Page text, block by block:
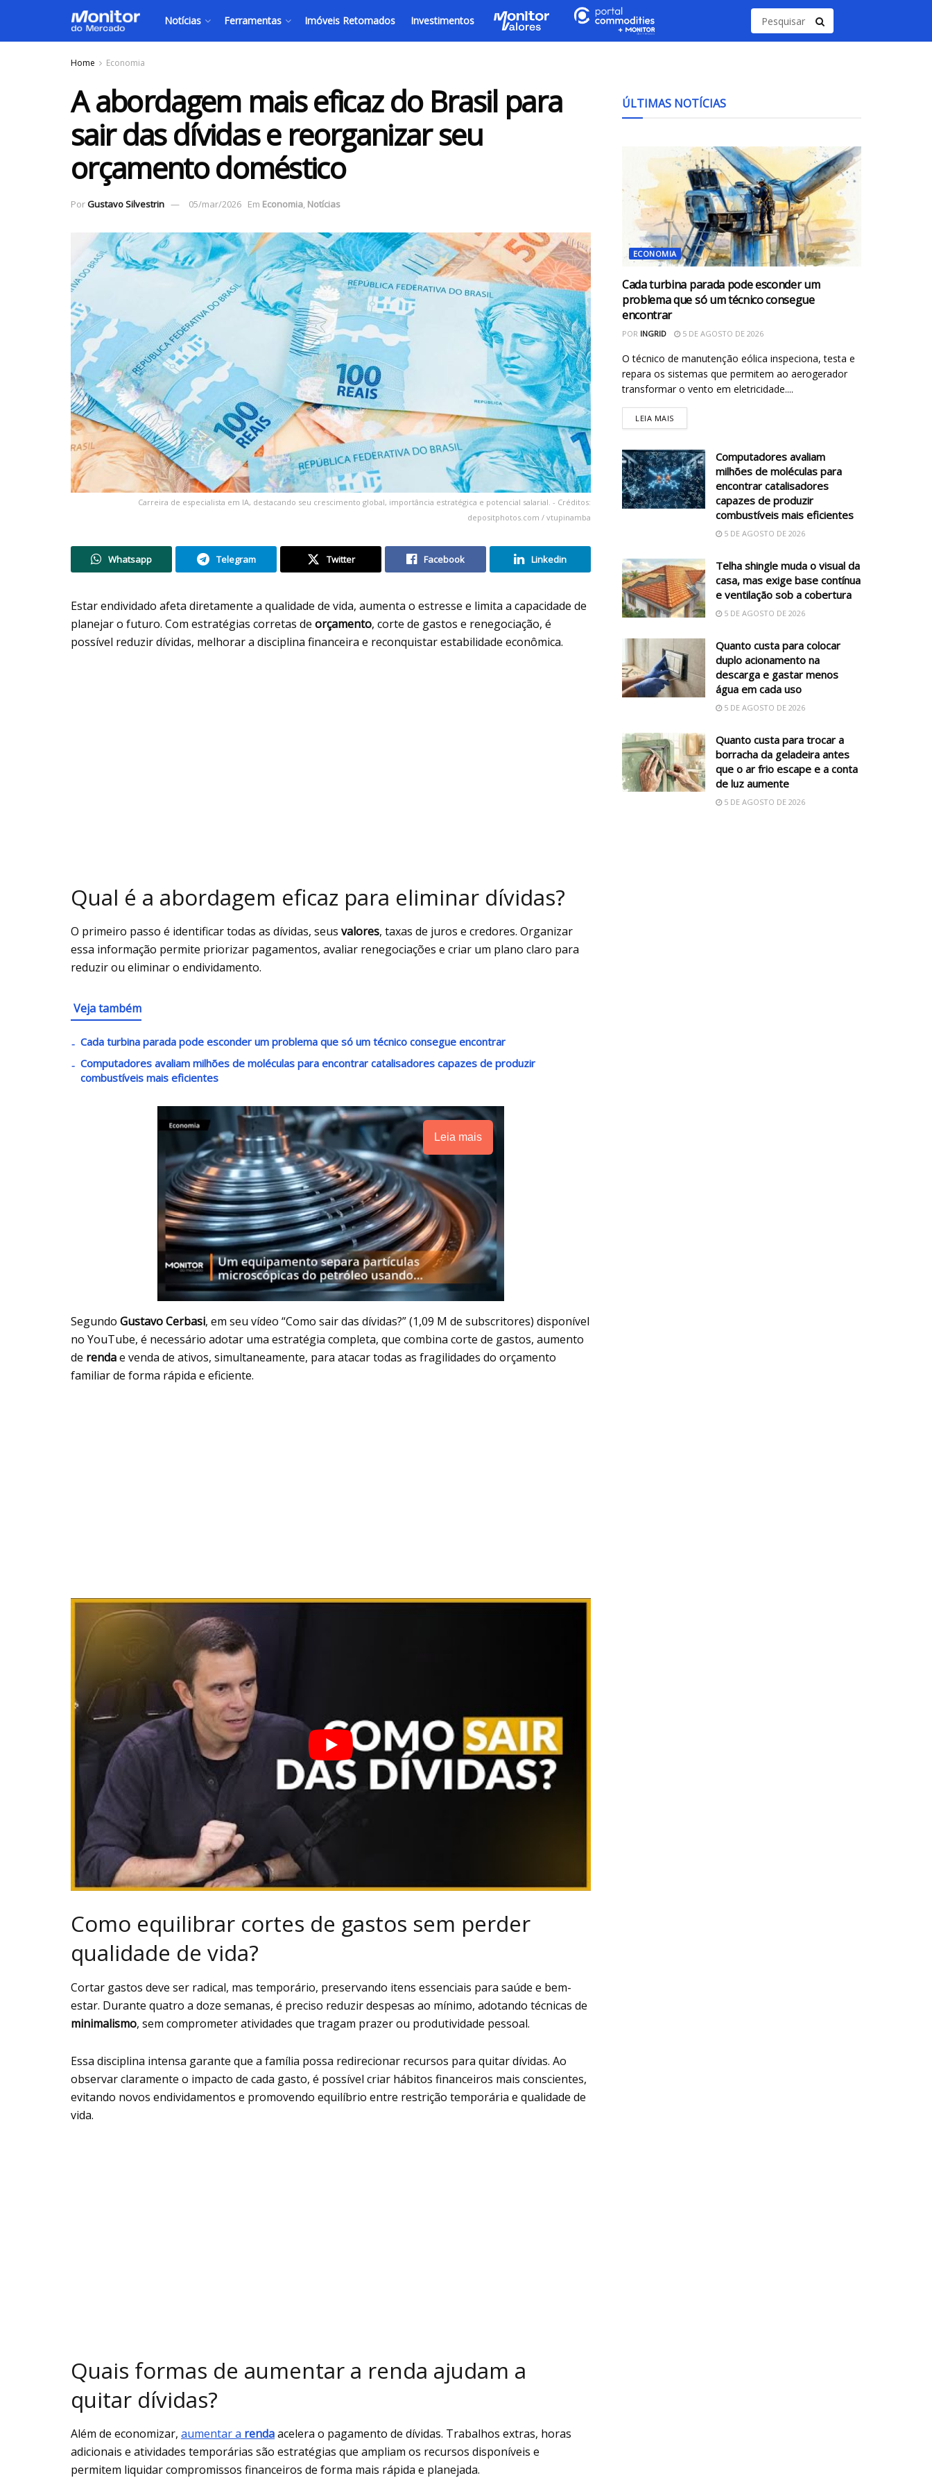
Notícias Ferramentas Imóveis Retomados Investimentos
Home Economia
A abordagem mais eficaz do Brasil para
sair das dívidas e reorganizar seu
orçamento doméstico
PorGustavo Silvestrin 05/mar/2026 Em Economia, Notícias
Carreira de especialista em IA, destacando seu crescimento global, importância estratégica e potencial salarial. - Créditos:
depositphotos.com / vtupinamba
Whatsapp Telegram Twitter Facebook Linkedin
Estar endividado afeta diretamente a qualidade de vida, aumenta o estresse e limita a capacidade de
planejar o futuro. Com estratégias corretas de orçamento, corte de gastos e renegociação, é
possível reduzir dívidas, melhorar a disciplina financeira e reconquistar estabilidade econômica.
Qual é a abordagem eficaz para eliminar dívidas?
O primeiro passo é identificar todas as dívidas, seus valores, taxas de juros e credores. Organizar
essa informação permite priorizar pagamentos, avaliar renegociações e criar um plano claro para
reduzir ou eliminar o endividamento.
Veja também
Cada turbina parada pode esconder um problema que só um técnico consegue encontrar
Computadores avaliam milhões de moléculas para encontrar catalisadores capazes de produzir
combustíveis mais eficientes
Leia mais
Segundo Gustavo Cerbasi, em seu vídeo “Como sair das dívidas?” (1,09 M de subscritores) disponível
no YouTube, é necessário adotar uma estratégia completa, que combina corte de gastos, aumento
de rendae venda de ativos, simultaneamente, para atacar todas as fragilidades do orçamento
familiar de forma rápida e eficiente.
Como equilibrar cortes de gastos sem perder
qualidade de vida?
Cortar gastos deve ser radical, mas temporário, preservando itens essenciais para saúde e bem-
estar. Durante quatro a doze semanas, é preciso reduzir despesas ao mínimo, adotando técnicas de
minimalismo, sem comprometer atividades que tragam prazer ou produtividade pessoal.
Essa disciplina intensa garante que a família possa redirecionar recursos para quitar dívidas. Ao
observar claramente o impacto de cada gasto, é possível criar hábitos financeiros mais conscientes,
evitando novos endividamentos e promovendo equilíbrio entre restrição temporária e qualidade de
vida.
Quais formas de aumentar a renda ajudam a
quitar dívidas?
Além de economizar, aumentar a rendaacelera o pagamento de dívidas. Trabalhos extras, horas
adicionais e atividades temporárias são estratégias que ampliam os recursos disponíveis e
permitem liquidar compromissos financeiros de forma mais rápida e planejada.
ÚLTIMAS NOTÍCIAS
ECONOMIA
Cada turbina parada pode esconder um
problema que só um técnico consegue
encontrar
POR INGRID 5 DE AGOSTO DE 2026
O técnico de manutenção eólica inspeciona, testa e
repara os sistemas que permitem ao aerogerador
transformar o vento em eletricidade....
LEIA MAIS
Computadores avaliam
milhões de moléculas para
encontrar catalisadores
capazes de produzir
combustíveis mais eficientes
5 DE AGOSTO DE 2026
Telha shingle muda o visual da
casa, mas exige base contínua
e ventilação sob a cobertura
5 DE AGOSTO DE 2026
Quanto custa para colocar
duplo acionamento na
descarga e gastar menos
água em cada uso
5 DE AGOSTO DE 2026
Quanto custa para trocar a
borracha da geladeira antes
que o ar frio escape e a conta
de luz aumente
5 DE AGOSTO DE 2026